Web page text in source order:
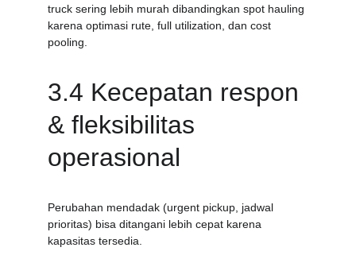
truck sering lebih murah dibandingkan spot hauling
karena optimasi rute, full utilization, dan cost
pooling.
3.4 Kecepatan respon
& fleksibilitas
operasional
Perubahan mendadak (urgent pickup, jadwal
prioritas) bisa ditangani lebih cepat karena
kapasitas tersedia.